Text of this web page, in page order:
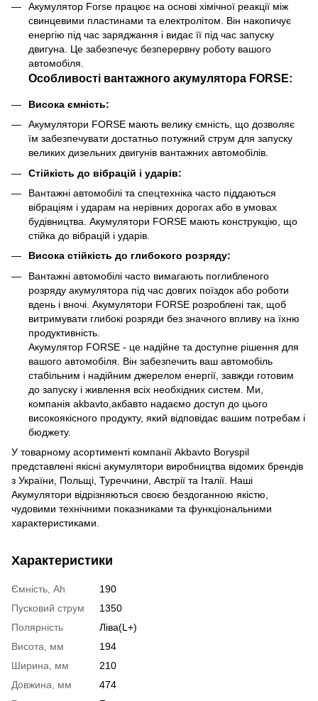
Акумулятор Forse працює на основі хімічної реакції між
свинцевими пластинами та електролітом. Він накопичує
енергію під час заряджання і видає її під час запуску
двигуна. Це забезпечує безперервну роботу вашого
автомобіля.
Особливості вантажного акумулятора FORSE:
Висока ємність:
Акумулятори FORSE мають велику ємність, що дозволяє
їм забезпечувати достатньо потужний струм для запуску
великих дизельних двигунів вантажних автомобілів.
Стійкість до вібрацій і ударів:
Вантажні автомобілі та спецтехніка часто піддаються
вібраціям і ударам на нерівних дорогах або в умовах
будівництва. Акумулятори FORSE мають конструкцію, що
стійка до вібрацій і ударів.
Висока стійкість до глибокого розряду:
Вантажні автомобілі часто вимагають поглибленого
розряду акумулятора під час довгих поїздок або роботи
вдень і вночі. Акумулятори FORSE розроблені так, щоб
витримувати глибокі розряди без значного впливу на їхню
продуктивність.
Акумулятор FORSE - це надійне та доступне рішення для
вашого автомобіля. Він забезпечить ваш автомобіль
стабільним і надійним джерелом енергії, завжди готовим
до запуску і живлення всіх необхідних систем. Ми,
компанія akbavto,акбавто надаємо доступ до цього
високоякісного продукту, який відповідає вашим потребам і
бюджету.
У товарному асортименті компанії Akbavto Boryspil
представлені якісні акумулятори виробництва відомих брендів
з України, Польщі, Туреччини, Австрії та Італії. Наші
Акумулятори відрізняються своєю бездоганною якістю,
чудовими технічними показниками та функціональними
характеристиками.
Характеристики
Ємність, Ah
190
Пусковий струм
1350
Полярність
Ліва(L+)
Висота, мм
194
Ширина, мм
210
Довжина, мм
474